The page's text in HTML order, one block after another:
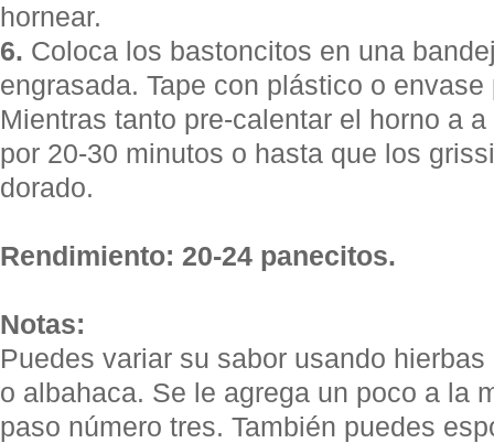
hornear.
6. Coloca los bastoncitos en una
engrasada. Tape con plástico o
Mientras tanto pre-calentar el horno a a
por 20-30 minutos o hasta que los
dorado.
Rendimiento: 20-24 panecitos.
Notas:
Puedes variar su sabor usando
o albahaca. Se le agrega un poco a la
paso número tres. También puedes